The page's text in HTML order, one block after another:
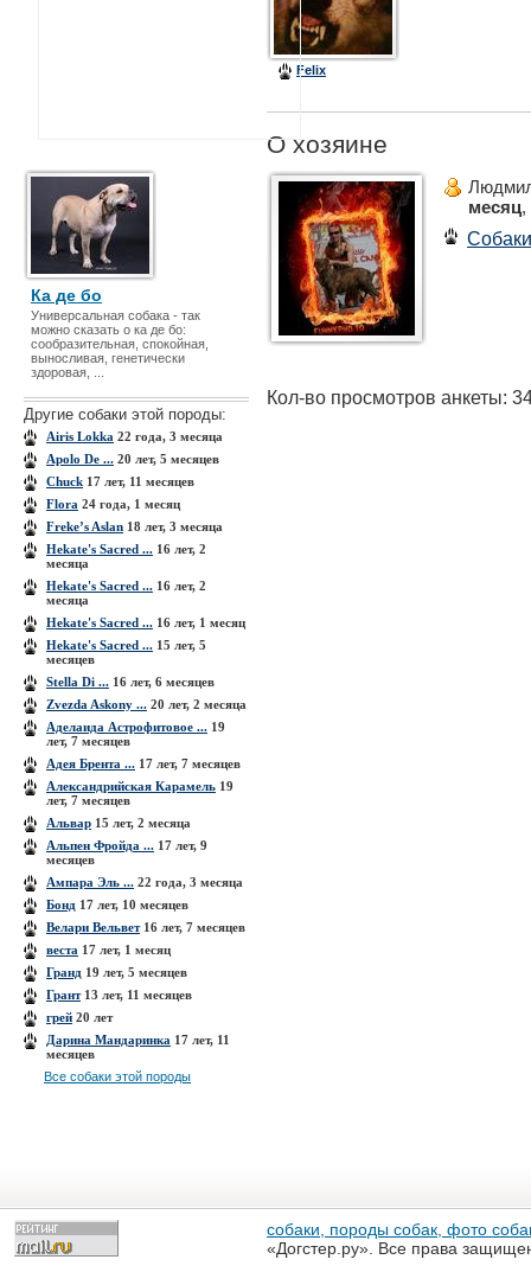
Ка де бо
Универсальная собака - так
можно сказать о ка де бо:
сообразительная, спокойная,
выносливая, генетически
здоровая, ...
Другие собаки этой породы:
Airis Lokka 22 года, 3 месяца
Apolo De ... 20 лет, 5 месяцев
Chuck 17 лет, 11 месяцев
Flora 24 года, 1 месяц
Freke’s Aslan 18 лет, 3 месяца
Hekate's Sacred ... 16 лет, 2
месяца
Hekate's Sacred ... 16 лет, 2
месяца
Hekate's Sacred ... 16 лет, 1 месяц
Hekate's Sacred ... 15 лет, 5
месяцев
Stella Di ... 16 лет, 6 месяцев
Zvezda Askony ... 20 лет, 2 месяца
Аделаида Астрофитовое ... 19
лет, 7 месяцев
Адея Брента ... 17 лет, 7 месяцев
Александрийская Карамель 19
лет, 7 месяцев
Альвар 15 лет, 2 месяца
Альпен Фройда ... 17 лет, 9
месяцев
Ампара Эль ... 22 года, 3 месяца
Бонд 17 лет, 10 месяцев
Велари Вельвет16 лет, 7 месяцев
веста 17 лет, 1 месяц
Гранд 19 лет, 5 месяцев
Грант13 лет, 11 месяцев
грей 20 лет
Дарина Мандаринка 17 лет, 11
месяцев
Все собаки этой породы
Felix
О хозяине
месяц,
Собаки
Кол-во просмотров анкеты:
собаки, породы собак, фото
«Догстер.ру». Все права